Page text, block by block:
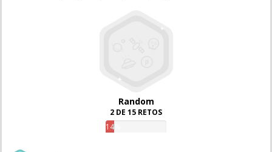
Random
2 DE 15 RETOS
14%